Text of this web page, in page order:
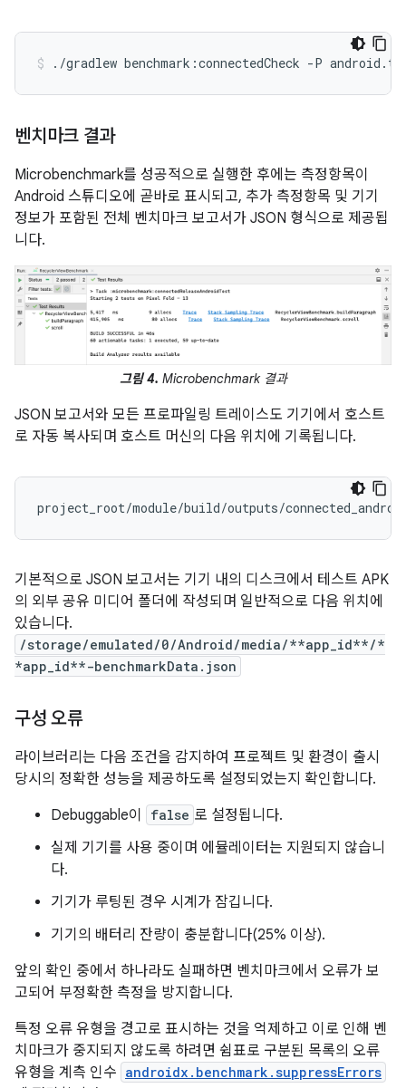
./gradlew benchmark:connectedCheck -P
벤치마크 결과
Microbenchmark를 성공적으로 실행한 후에는 측정항목이
Android 스튜디오에 곧바로 표시되고, 추가 측정항목 및 기기
정보가 포함된 전체 벤치마크 보고서가 JSON 형식으로 제공됩
니다.
그림 4. Microbenchmark 결과
JSON 보고서와 모든 프로파일링 트레이스도 기기에서 호스트
로 자동 복사되며 호스트 머신의 다음 위치에 기록됩니다.
기본적으로 JSON 보고서는 기기 내의 디스크에서 테스트 APK
의 외부 공유 미디어 폴더에 작성되며 일반적으로 다음 위치에
있습니다.
/storage/emulated/0/Android/media/**app_id**/*
*app_id**-benchmarkData.json
구성 오류
라이브러리는 다음 조건을 감지하여 프로젝트 및 환경이 출시
당시의 정확한 성능을 제공하도록 설정되었는지 확인합니다.
Debuggable이
false 로 설정됩니다.
실제 기기를 사용 중이며 에뮬레이터는 지원되지 않습니
다.
기기가 루팅된 경우 시계가 잠깁니다.
기기의 배터리 잔량이 충분합니다(25% 이상).
앞의 확인 중에서 하나라도 실패하면 벤치마크에서 오류가 보
고되어 부정확한 측정을 방지합니다.
특정 오류 유형을 경고로 표시하는 것을 억제하고 이로 인해 벤
치마크가 중지되지 않도록 하려면 쉼표로 구분된 목록의 오류
유형을 계측 인수 androidx.benchmark.suppressErrors